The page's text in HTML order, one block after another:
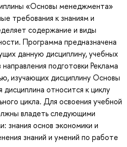
«Основы менеджмента»
требования к знаниям и
содержание и виды
Программа предназначена
данную дисциплину, учебных
подготовки Реклама
изучающих дисциплину Основы
относится к циклу
цикла. Для освоения учебной
владеть следующими
знания основ экономики и
знаний и умений по работе